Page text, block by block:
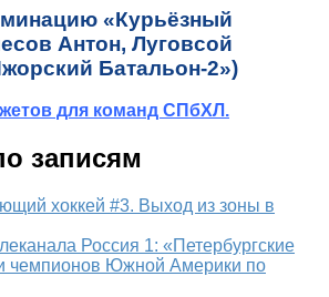
«Курьёзный
Антон, Луговсой
Батальон-2»)
для команд СПбХЛ.
записям
хоккей #3. Выход из зоны в
Россия 1: «Петербургские
чемпионов Южной Америки по